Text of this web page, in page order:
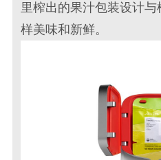
里榨出的果汁包装设计与
样美味和新鲜。